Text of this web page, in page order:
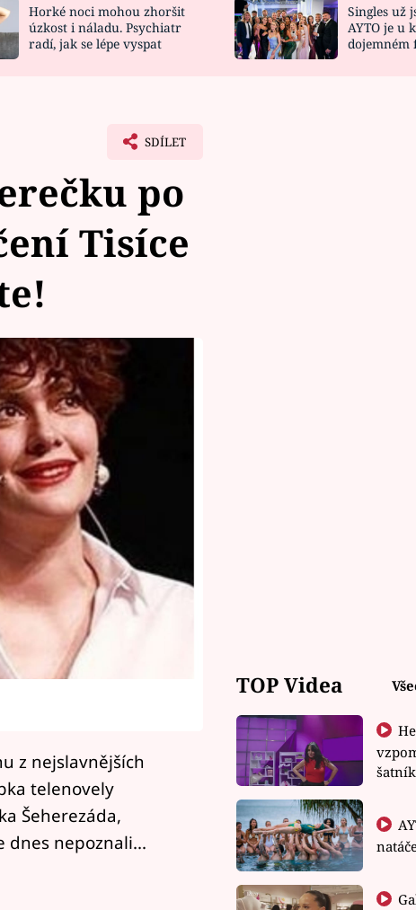
ZAHRADA
DESIGN
Horké noci mohou zhoršit
úzkost i náladu. Psychiatr
radí, jak se lépe vyspat
Singles už
AYTO je u
dojemném
SDÍLET
po
Tisíce
z nejslavnějších
telenovely
Šeherezáda,
dnes nepoznali...
TOP Videa
Heidi Janků
Gabriela